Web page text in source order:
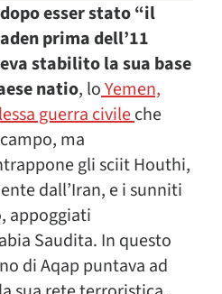
esser stato “il
prima dell’11
stabilito la sua base
natio, loYemen,
guerra civileche
ma
gli sciit Houthi,
dall’Iran, e i sunniti
appoggiati
Saudita. In questo
di Aqap puntava ad